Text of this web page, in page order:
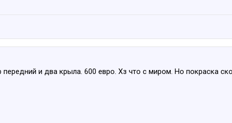
передний и два крыла. 600 евро. Хз что с миром. Но покраска